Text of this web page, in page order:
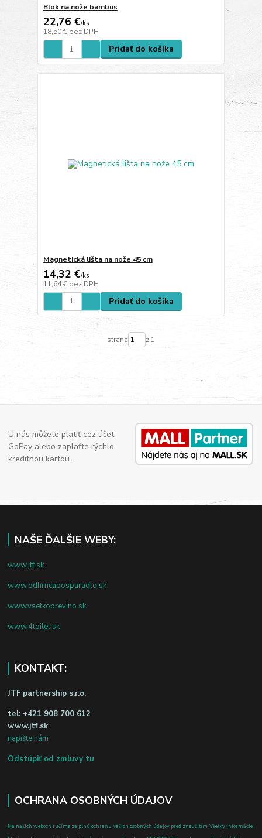
Blok na nože bambus
22,76 €/ks
18,50 € bez DPH
Pridať do košíka
Magnetická lišta na nože 45 cm
14,32 €/ks
11,64 € bez DPH
Pridať do košíka
strana z 1
U nás môžete platiť cez účet
GoPay alebo zaplaťte rýchlo
kreditnou kartou.
NAŠE ĎALŠIE WEBY:
www.jtf.sk
www.odhrncaposparadlo.sk
www.vsetkoprevino.sk
www.4toilet.sk
KONTAKT:
JTF partnership s.r.o.
tel: +421 908 700 612
www.jtf.sk
napíšte nám
Odstúpiť od zmluvy tu
OCHRANA OSOBNÝCH ÚDAJOV
Na našich weboch ručíme za plnú ochranu Vašich osobných údajov pred zneužitím. Všetky informácie,